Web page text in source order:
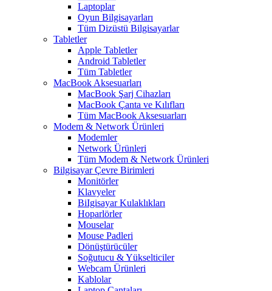
Laptoplar
Oyun Bilgisayarları
Tüm Dizüstü Bilgisayarlar
Tabletler
Apple Tabletler
Android Tabletler
Tüm Tabletler
MacBook Aksesuarları
MacBook Şarj Cihazları
MacBook Çanta ve Kılıfları
Tüm MacBook Aksesuarları
Modem & Network Ürünleri
Modemler
Network Ürünleri
Tüm Modem & Network Ürünleri
Bilgisayar Çevre Birimleri
Monitörler
Klavyeler
BiIgisayar Kulaklıkları
Hoparlörler
Mouselar
Mouse Padleri
Dönüştürücüler
Soğutucu & Yükselticiler
Webcam Ürünleri
Kablolar